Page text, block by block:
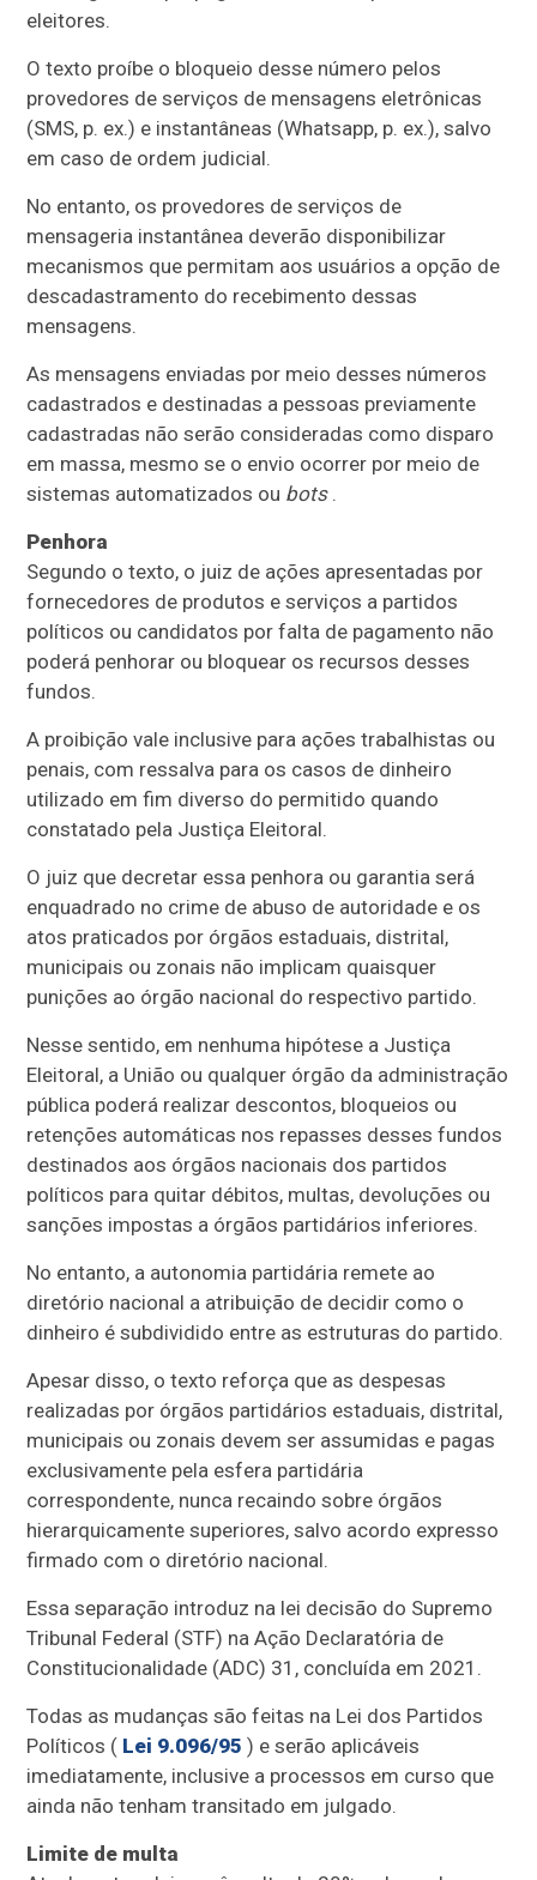
eleitores.
O texto proíbe o bloqueio desse número pelos
provedores de serviços de mensagens eletrônicas
(SMS, p. ex.) e instantâneas (Whatsapp, p. ex.), salvo
em caso de ordem judicial.
No entanto, os provedores de serviços de
mensageria instantânea deverão disponibilizar
mecanismos que permitam aos usuários a opção de
descadastramento do recebimento dessas
mensagens.
As mensagens enviadas por meio desses números
cadastrados e destinadas a pessoas previamente
cadastradas não serão consideradas como disparo
em massa, mesmo se o envio ocorrer por meio de
sistemas automatizados ou bots.
Penhora
Segundo o texto, o juiz de ações apresentadas por
fornecedores de produtos e serviços a partidos
políticos ou candidatos por falta de pagamento não
poderá penhorar ou bloquear os recursos desses
fundos.
A proibição vale inclusive para ações trabalhistas ou
penais, com ressalva para os casos de dinheiro
utilizado em fim diverso do permitido quando
constatado pela Justiça Eleitoral.
O juiz que decretar essa penhora ou garantia será
enquadrado no crime de abuso de autoridade e os
atos praticados por órgãos estaduais, distrital,
municipais ou zonais não implicam quaisquer
punições ao órgão nacional do respectivo partido.
Nesse sentido, em nenhuma hipótese a Justiça
Eleitoral, a União ou qualquer órgão da administração
pública poderá realizar descontos, bloqueios ou
retenções automáticas nos repasses desses fundos
destinados aos órgãos nacionais dos partidos
políticos para quitar débitos, multas, devoluções ou
sanções impostas a órgãos partidários inferiores.
No entanto, a autonomia partidária remete ao
diretório nacional a atribuição de decidir como o
dinheiro é subdividido entre as estruturas do partido.
Apesar disso, o texto reforça que as despesas
realizadas por órgãos partidários estaduais, distrital,
municipais ou zonais devem ser assumidas e pagas
exclusivamente pela esfera partidária
correspondente, nunca recaindo sobre órgãos
hierarquicamente superiores, salvo acordo expresso
firmado com o diretório nacional.
Essa separação introduz na lei decisão do Supremo
Tribunal Federal (STF) na Ação Declaratória de
Constitucionalidade (ADC) 31, concluída em 2021.
Todas as mudanças são feitas na Lei dos Partidos
Políticos ( Lei 9.096/95 ) e serão aplicáveis
imediatamente, inclusive a processos em curso que
ainda não tenham transitado em julgado.
Limite de multa